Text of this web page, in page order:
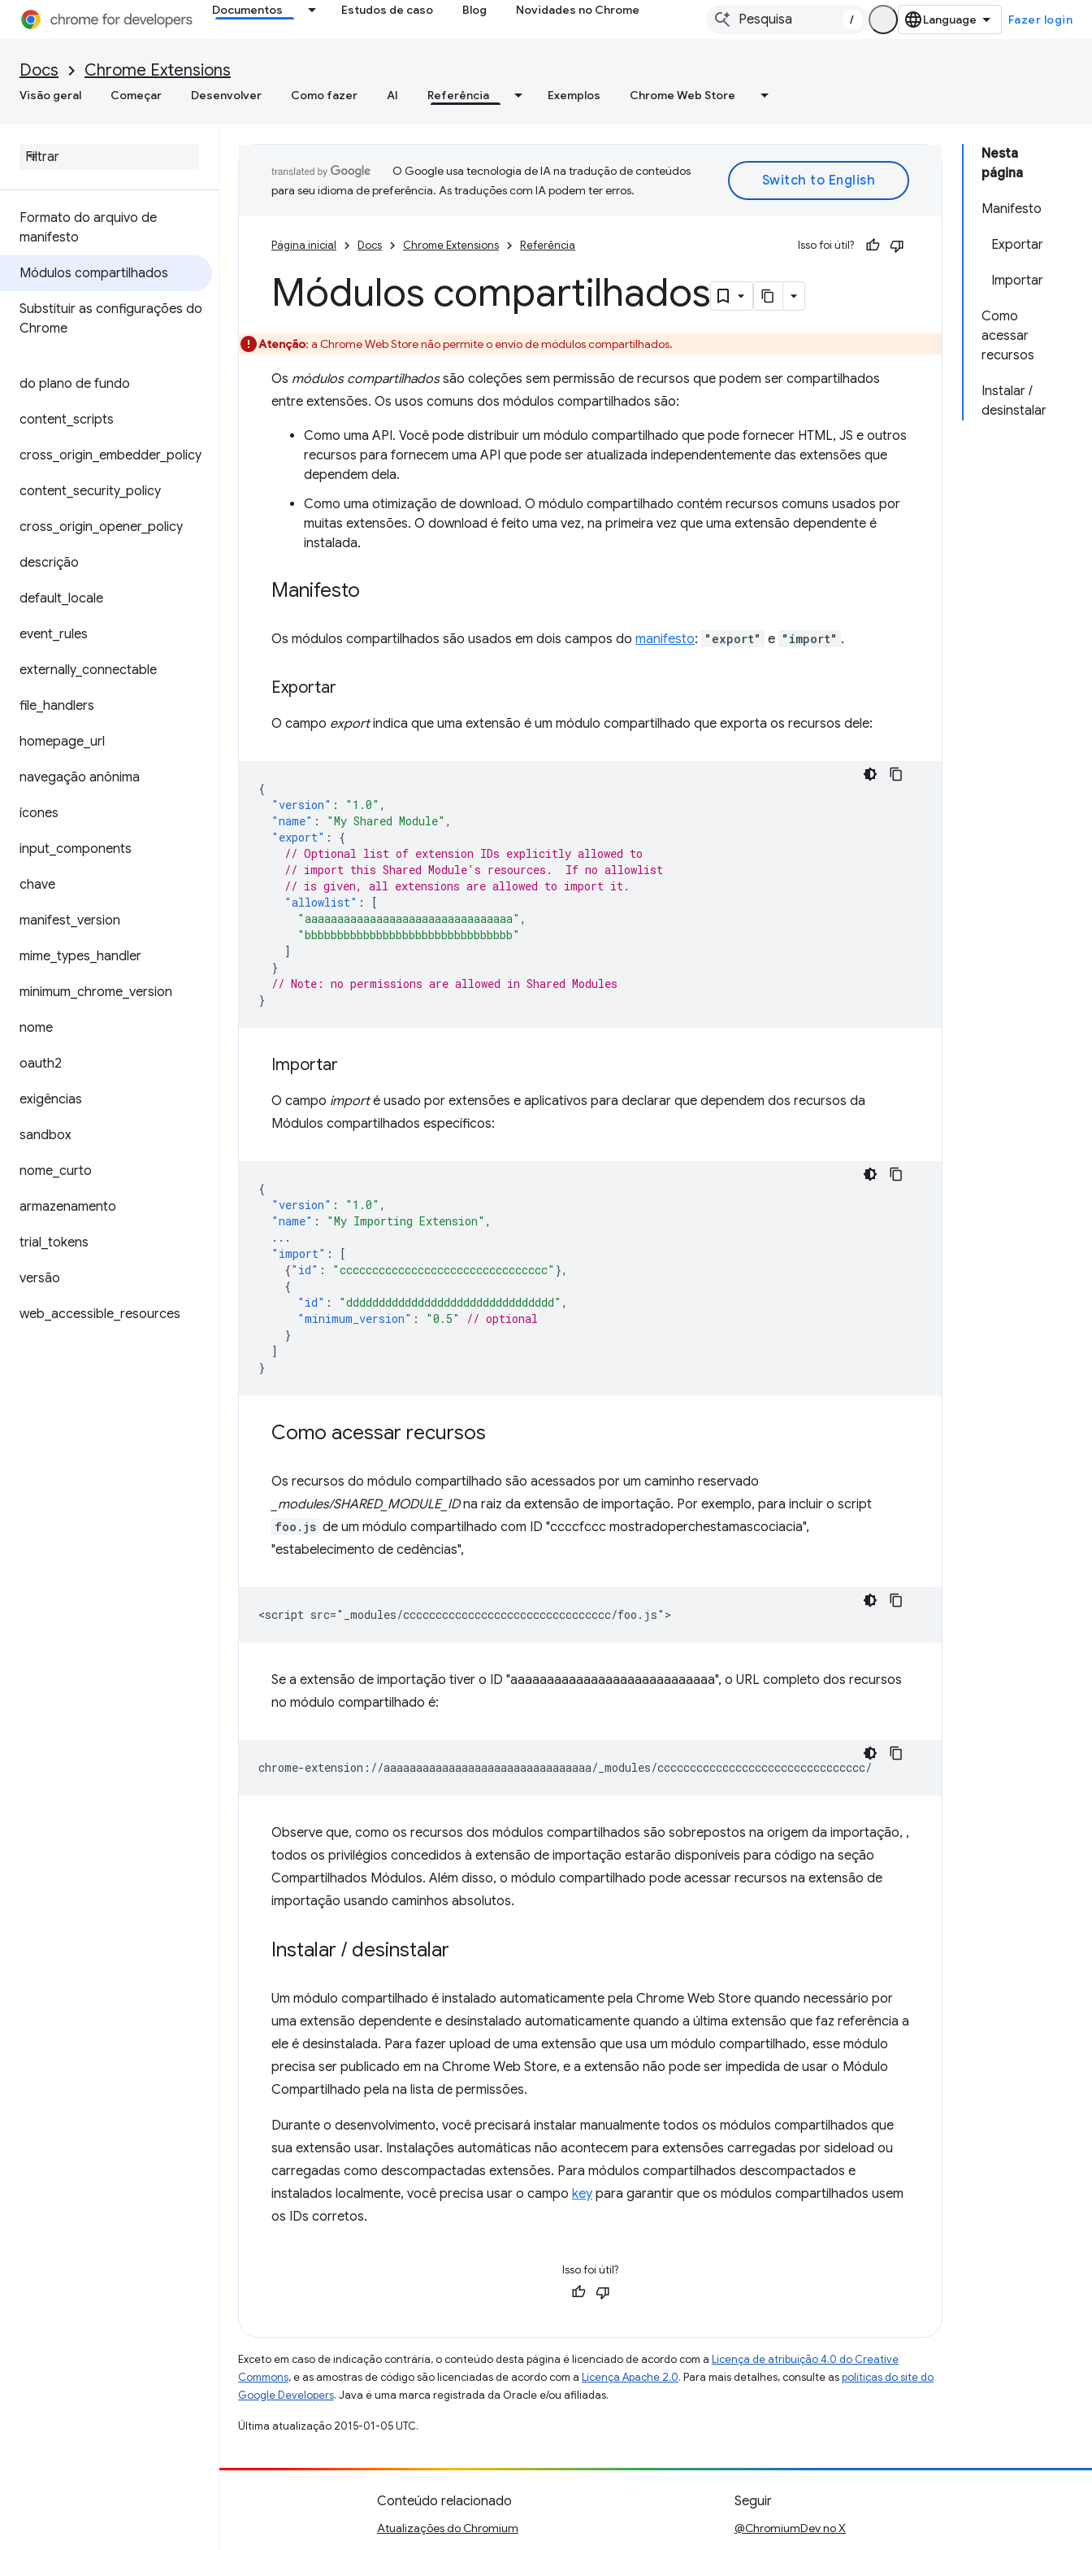
Documentos Estudos de caso Blog Novidades no Chrome
/ Fazer login
Docs Chrome Extensions
Visão geral Começar Desenvolver Como fazer AI Referência Exemplos Chrome Web Store
Formato do arquivo de
manifesto
Módulos compartilhados
Substituir as configurações do
Chrome
do plano de fundo
content scripts
cross origin embedder_ policy
content security_ policy
cross origin opener_ policy
descrição
default locale
event rules
externally_ connectable
file handlers
homepage url
navegação anônima
ícones
input components
chave
manifest version
mime types handler
minimum chrome version
nome
oauth2
exigências
sandbox
nome curto
armazenamento
trial tokens
versão
web accessible resources
Nesta
página
Manifesto
Exportar
Importar
Como
acessar
recursos
Instalar /
desinstalar
O Google usa tecnologia de IA na tradução de conteúdos
para seu idioma de preferência. As traduções com IA podem ter erros.
Página inicial Docs Chrome Extensions Referência Isso foi útil?
Módulos compartilhados
Atenção: a Chrome Web Store não permite o envio de módulos compartilhados.
Os módulos compartilhadossão coleções sem permissão de recursos que podem ser compartilhados
entre extensões. Os usos comuns dos módulos compartilhados são:
Como uma API. Você pode distribuir um módulo compartilhado que pode fornecer HTML, JS e outros
recursos para fornecem uma API que pode ser atualizada independentemente das extensões que
dependem dela.
Como uma otimização de download. O módulo compartilhado contém recursos comuns usados por
muitas extensões. O download é feito uma vez, na primeira vez que uma extensão dependente é
instalada.
Manifesto
Os módulos compartilhados são usados em dois campos do manifesto: "export" e "import" .
Exportar
O campo exportindica que uma extensão é um módulo compartilhado que exporta os recursos dele:
{
"version" : "1.0" ,
"name" : "My Shared Module" ,
"export" :
{
// Optional list of extension IDs explicitly allowed to
// import this Shared Module's resources.  If no allowlist
// is given, all extensions are allowed to import it.
"allowlist" :
[
"aaaaaaaaaaaaaaaaaaaaaaaaaaaaaaaa" ,
"bbbbbbbbbbbbbbbbbbbbbbbbbbbbbbbb"
]
}
// Note: no permissions are allowed in Shared Modules
}
Importar
O campo importé usado por extensões e aplicativos para declarar que dependem dos recursos da
Módulos compartilhados específicos:
{
"version" : "1.0" ,
"name" : "My Importing Extension" ,
...
"import" :
[
{"id" : "cccccccccccccccccccccccccccccccc" },
{
"id" : "dddddddddddddddddddddddddddddddd" ,
"minimum_version" : "0.5"
// optional
}
]
}
Como acessar recursos
Os recursos do módulo compartilhado são acessados por um caminho reservado
_modules/SHARED_MODULE_IDna raiz da extensão de importação. Por exemplo, para incluir o script
foo.js de um módulo compartilhado com ID "ccccfccc mostradoperchestamascociacia",
"estabelecimento de cedências",
Se a extensão de importação tiver o ID "aaaaaaaaaaaaaaaaaaaaaaaaaaaa", o URL completo dos recursos
no módulo compartilhado é:
Observe que, como os recursos dos módulos compartilhados são sobrepostos na origem da importação, ,
todos os privilégios concedidos à extensão de importação estarão disponíveis para código na seção
Compartilhados Módulos. Além disso, o módulo compartilhado pode acessar recursos na extensão de
importação usando caminhos absolutos.
Instalar / desinstalar
Um módulo compartilhado é instalado automaticamente pela Chrome Web Store quando necessário por
uma extensão dependente e desinstalado automaticamente quando a última extensão que faz referência a
ele é desinstalada. Para fazer upload de uma extensão que usa um módulo compartilhado, esse módulo
precisa ser publicado em na Chrome Web Store, e a extensão não pode ser impedida de usar o Módulo
Compartilhado pela na lista de permissões.
Durante o desenvolvimento, você precisará instalar manualmente todos os módulos compartilhados que
sua extensão usar. Instalações automáticas não acontecem para extensões carregadas por sideload ou
carregadas como descompactadas extensões. Para módulos compartilhados descompactados e
instalados localmente, você precisa usar o campo key para garantir que os módulos compartilhados usem
os IDs corretos.
Isso foi útil?
Exceto em caso de indicação contrária, o conteúdo desta página é licenciado de acordo com a Licença de atribuição 4.0 do Creative
Commons, e as amostras de código são licenciadas de acordo com a Licença Apache 2.0. Para mais detalhes, consulte aspolíticas do site do
Google Developers. Java é uma marca registrada da Oracle e/ou afiliadas.
Última atualização 2015-01-05 UTC.
Conteúdo relacionado
Atualizações do Chromium
Seguir
@ChromiumDev no X